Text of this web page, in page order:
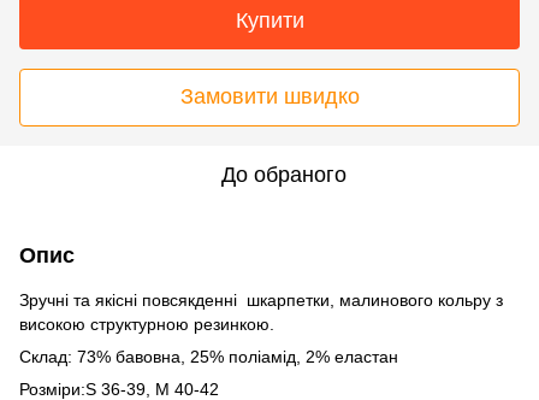
Купити
Замовити швидко
До обраного
Опис
Зручні та якісні повсякденні шкарпетки, малинового кольру з
високою структурною резинкою.
Склад: 73% бавовна, 25% поліамід, 2% еластан
Розміри:S 36-39, M 40-42